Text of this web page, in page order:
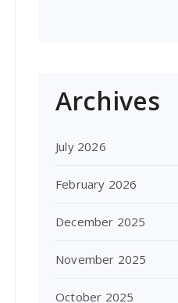
Archives
July 2026
February 2026
December 2025
November 2025
October 2025